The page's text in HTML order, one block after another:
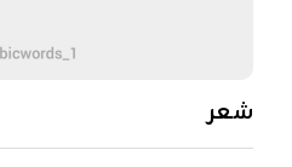
شعر